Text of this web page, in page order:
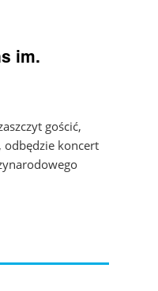
im.
gościć,
koncert